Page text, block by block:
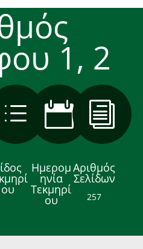
1, 2
d
ου

Ημερομ
ηνία
Τεκμηρί
ου
i
Αριθμός
Σελίδων
257